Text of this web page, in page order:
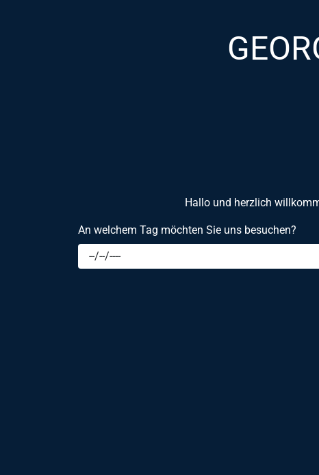
Hallo und herzlich
An welchem Tag möchten Sie uns besuchen?